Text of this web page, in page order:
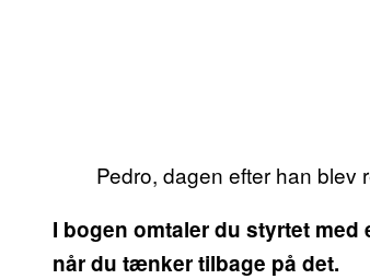
Pedro, dagen efter han blev
I bogen omtaler du styrtet
når du tænker tilbage på det.